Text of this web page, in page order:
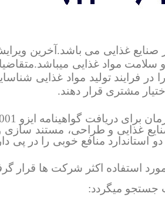
فرایند تولید مواد غذایی
مشتری قرار دهند.
غذایی و طراحی، مستند
منافع خوبی را در پی
جستجو میگردد: